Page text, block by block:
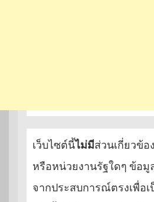
เว็บไซต์นี้ไม่มีส่วนเกี่ยวข้
หรือหน่วยงานรัฐใดๆ ข้อมู
จากประสบการณ์ตรงเพื่อ